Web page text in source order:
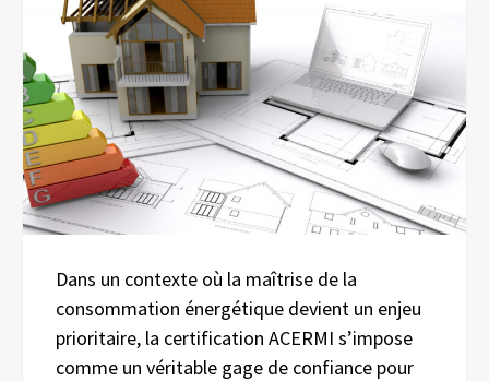
Dans un contexte où la maîtrise de la
consommation énergétique devient un enjeu
prioritaire, la certification ACERMI s’impose
comme un véritable gage de confiance pour